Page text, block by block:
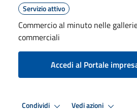
Servizio attivo
Commercio al minuto nelle
commerciali
Accedi al Portale
Condividi Vedi azioni